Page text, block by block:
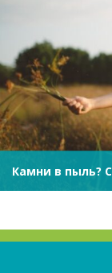
Камни в пыль?